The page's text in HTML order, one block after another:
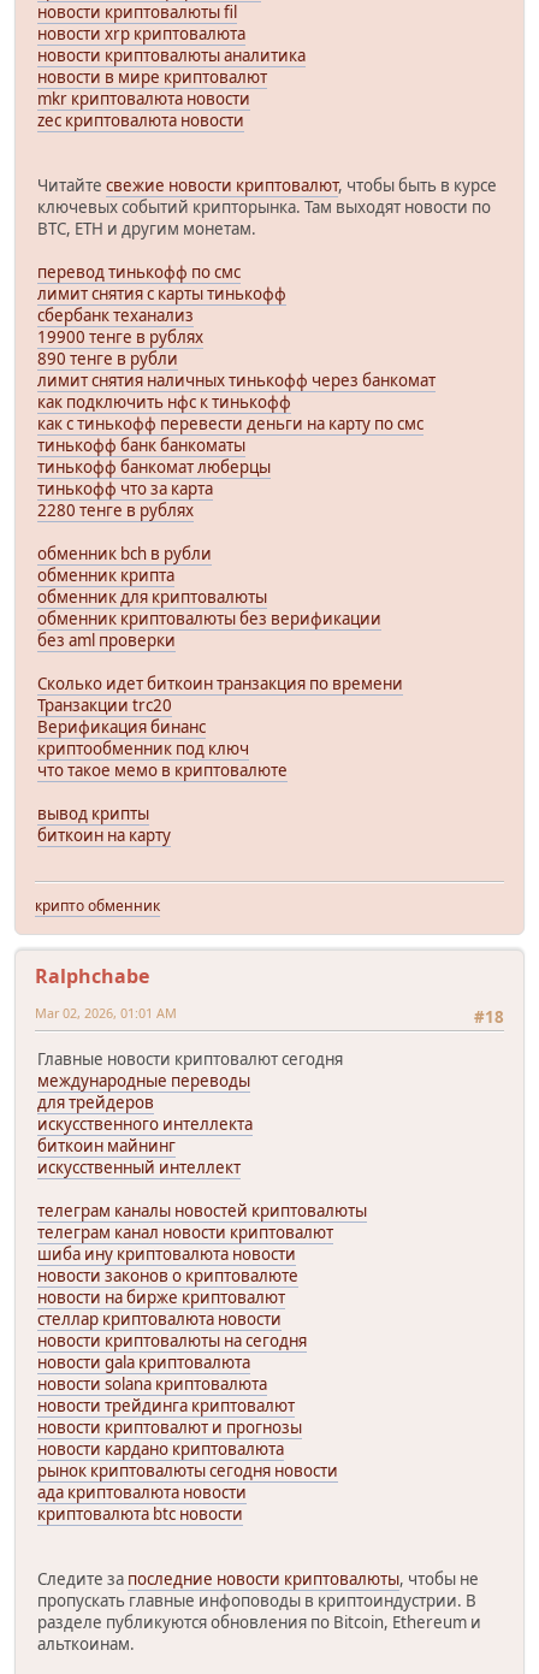
новости криптовалюты fil
новости xrp криптовалюта
новости криптовалюты аналитика
новости в мире криптовалют
mkr криптовалюта новости
zec криптовалюта новости
Читайте свежие новости криптовалют, чтобы быть в курсе
ключевых событий крипторынка. Там выходят новости по
BTC, ETH и другим монетам.
перевод тинькофф по смс
лимит снятия с карты тинькофф
сбербанк теханализ
19900 тенге в рублях
890 тенге в рубли
лимит снятия наличных тинькофф через банкомат
как подключить нфс к тинькофф
как с тинькофф перевести деньги на карту по смс
тинькофф банк банкоматы
тинькофф банкомат люберцы
тинькофф что за карта
2280 тенге в рублях
обменник bch в рубли
обменник крипта
обменник для криптовалюты
обменник криптовалюты без верификации
без aml проверки
Сколько идет биткоин транзакция по времени
Транзакции trc20
Верификация бинанс
криптообменник под ключ
что такое мемо в криптовалюте
вывод крипты
биткоин на карту
крипто обменник
Ralphchabe
#18
Mar 02, 2026, 01:01 AM
Главные новости криптовалют сегодня
международные переводы
для трейдеров
искусственного интеллекта
биткоин майнинг
искусственный интеллект
телеграм каналы новостей криптовалюты
телеграм канал новости криптовалют
шиба ину криптовалюта новости
новости законов о криптовалюте
новости на бирже криптовалют
стеллар криптовалюта новости
новости криптовалюты на сегодня
новости gala криптовалюта
новости solana криптовалюта
новости трейдинга криптовалют
новости криптовалют и прогнозы
новости кардано криптовалюта
рынок криптовалюты сегодня новости
ада криптовалюта новости
криптовалюта btc новости
Следите за последние новости криптовалюты, чтобы не
пропускать главные инфоповоды в криптоиндустрии. В
разделе публикуются обновления по Bitcoin, Ethereum и
альткоинам.